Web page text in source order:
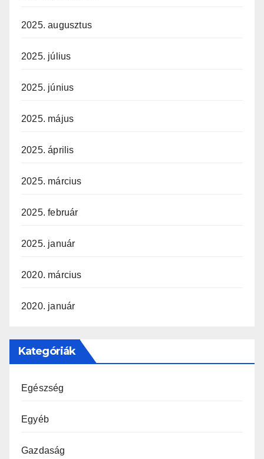
2025. augusztus
2025. július
2025. június
2025. május
2025. április
2025. március
2025. február
2025. január
2020. március
2020. január
Kategóriák
Egészség
Egyéb
Gazdaság